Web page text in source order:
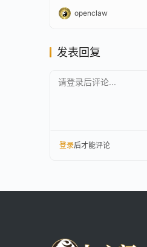
openclaw
发表回复
请登录后评论...
登录后才能评论